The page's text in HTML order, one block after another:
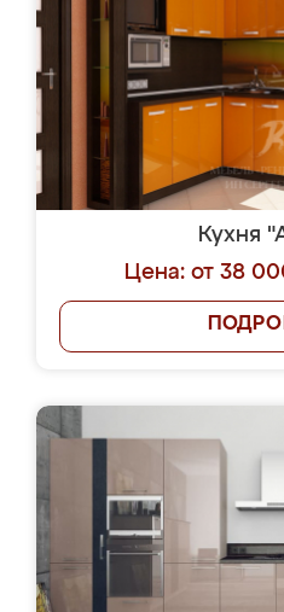
Кухня
Цена: от 38